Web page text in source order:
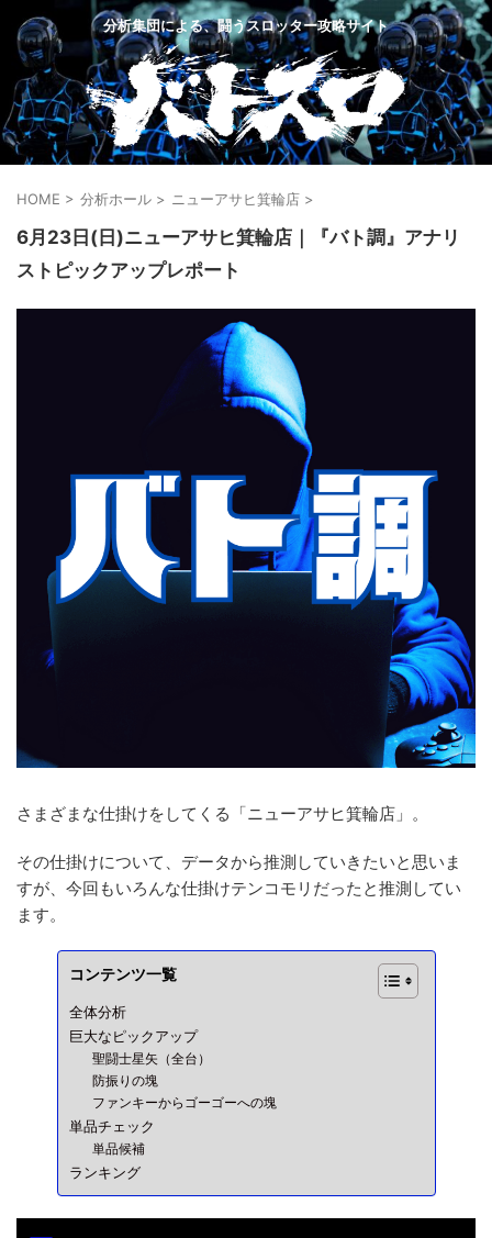
分析集団による、闘うスロッター攻略サイト
HOME > 分析ホール > ニューアサヒ箕輪店 >
6月23日(日)ニューアサヒ箕輪店｜『バト調』アナリ
ストピックアップレポート
さまざまな仕掛けをしてくる「ニューアサヒ箕輪店」。
その仕掛けについて、データから推測していきたいと思いま
すが、今回もいろんな仕掛けテンコモリだったと推測してい
ます。
コンテンツ一覧
全体分析
巨大なピックアップ
聖闘士星矢（全台）
防振りの塊
ファンキーからゴーゴーへの塊
単品チェック
単品候補
ランキング